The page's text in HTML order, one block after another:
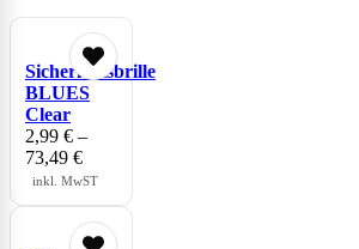
Sicherheitsbrille
BLUES
Clear
2,99 € –
73,49 €
inkl. MwST